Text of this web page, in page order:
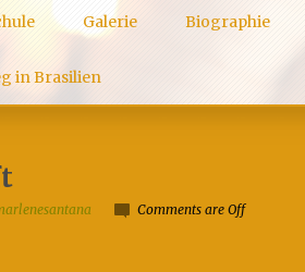
Galerie Biographie
in Brasilien
Comments are Off